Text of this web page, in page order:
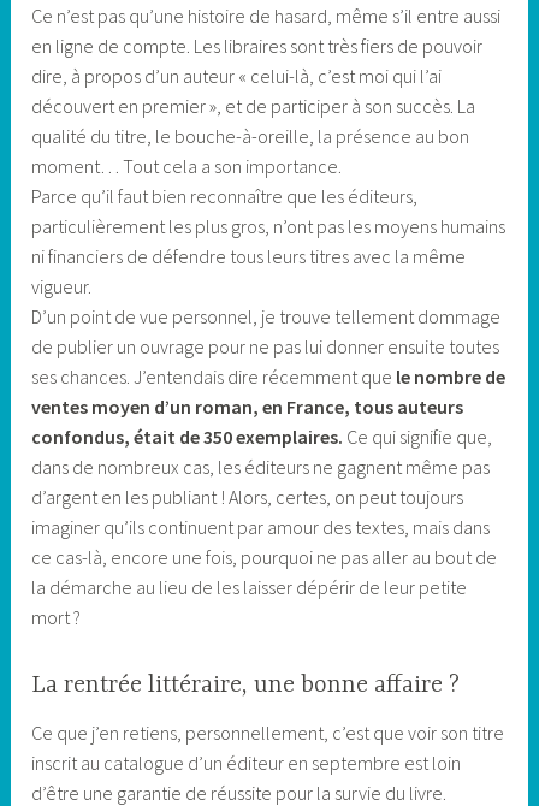
Ce n’est pas qu’une histoire de hasard, même s’il entre aussi
en ligne de compte. Les libraires sont très fiers de pouvoir
dire, à propos d’un auteur « celui-là, c’est moi qui l’ai
découvert en premier », et de participer à son succès. La
qualité du titre, le bouche-à-oreille, la présence au bon
moment… Tout cela a son importance.
Parce qu’il faut bien reconnaître que les éditeurs,
particulièrement les plus gros, n’ont pas les moyens humains
ni financiers de défendre tous leurs titres avec la même
vigueur.
D’un point de vue personnel, je trouve tellement dommage
de publier un ouvrage pour ne pas lui donner ensuite toutes
ses chances. J’entendais dire récemment que le nombre de
ventes moyen d’un roman, en France, tous auteurs
confondus, était de 350 exemplaires. Ce qui signifie que,
dans de nombreux cas, les éditeurs ne gagnent même pas
d’argent en les publiant ! Alors, certes, on peut toujours
imaginer qu’ils continuent par amour des textes, mais dans
ce cas-là, encore une fois, pourquoi ne pas aller au bout de
la démarche au lieu de les laisser dépérir de leur petite
mort ?
La rentrée littéraire, une bonne affaire ?
Ce que j’en retiens, personnellement, c’est que voir son titre
inscrit au catalogue d’un éditeur en septembre est loin
d’être une garantie de réussite pour la survie du livre.